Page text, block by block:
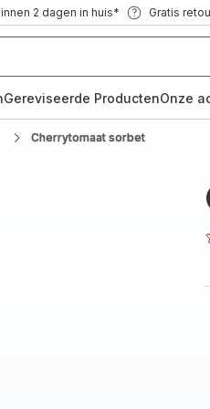
2 dagen in huis* Gratis
Gereviseerde ProductenOnze
Cherrytomaat sorbet